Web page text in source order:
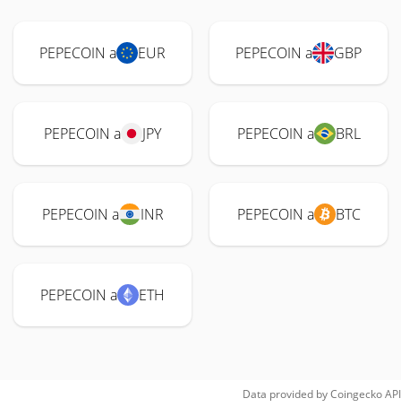
PEPECOIN a EUR PEPECOIN a GBP
PEPECOIN a JPY PEPECOIN a BRL
PEPECOIN a INR PEPECOIN a BTC
PEPECOIN a ETH
Data provided byCoingeckoAPI